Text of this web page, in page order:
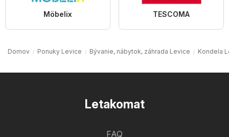
Möbelix TESCOMA
Domov Ponuky Levice Bývanie, nábytok, záhrada Levice Kondela
Letakomat
FAQ